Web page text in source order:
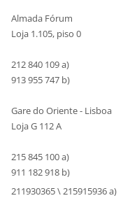
Almada Fórum
Loja 1.105, piso 0
212 840 109 a)
913 955 747 b)
Gare do Oriente - Lisboa
Loja G 112 A
215 845 100 a)
911 182 918 b)
211930365 \ 215915936 a)